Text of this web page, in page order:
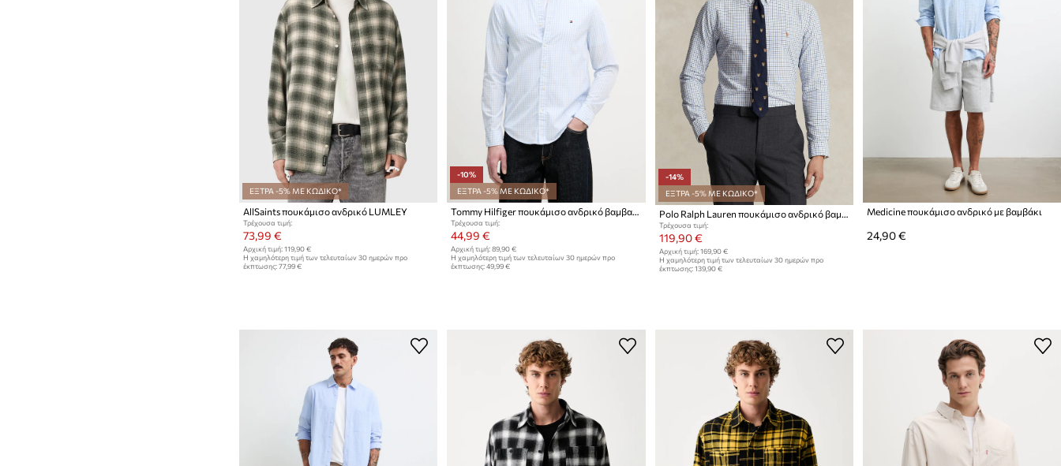
ΕΞΤΡΑ -5% ΜΕ ΚΩΔΙΚΟ*
AllSaints πουκάμισο ανδρικό LUMLEY
Τρέχουσα τιμή:
73,99 €
Αρχική τιμή: 119,90 €
Η χαμηλότερη τιμή των τελευταίων 30 ημερών προ
έκπτωσης: 77,99 €
-10%
ΕΞΤΡΑ -5% ΜΕ ΚΩΔΙΚΟ*
Tommy Hilfiger πουκάμισο ανδρικό βαμβακερό
Τρέχουσα τιμή:
44,99 €
Αρχική τιμή: 89,90 €
Η χαμηλότερη τιμή των τελευταίων 30 ημερών προ
έκπτωσης: 49,99 €
-14%
ΕΞΤΡΑ -5% ΜΕ ΚΩΔΙΚΟ*
Τρέχουσα τιμή:
119,90 €
Αρχική τιμή: 169,90 €
Η χαμηλότερη τιμή των τελευταίων 30 ημερών προ
έκπτωσης: 139,90 €
Medicine πουκάμισο ανδρικό με βαμβάκι
24,90 €